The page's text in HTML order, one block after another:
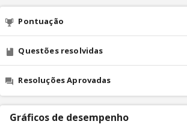
Pontuação
Questões resolvidas
Resoluções Aprovadas
Gráficos de desempenho